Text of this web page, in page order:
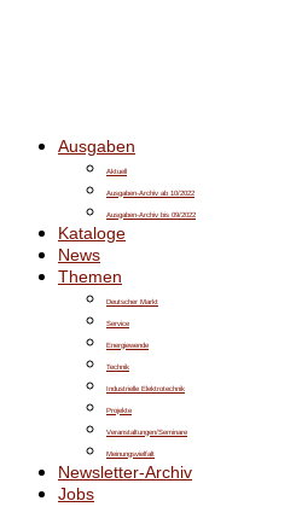
Ausgaben
Aktuell
Ausgaben-Archiv ab 10/2022
Ausgaben-Archiv bis 09/2022
Kataloge
News
Themen
Deutscher Markt
Service
Energiewende
Technik
Industrielle Elektrotechnik
Projekte
Veranstaltungen/Seminare
Meinungsvielfalt
Newsletter-Archiv
Jobs